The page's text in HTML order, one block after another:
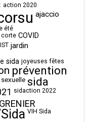
action 2020
ajaccio
été
corte COVID
IST jardin
sida joyeuses fêtes
prévention
sida
sidaction 2022
VIH Sida